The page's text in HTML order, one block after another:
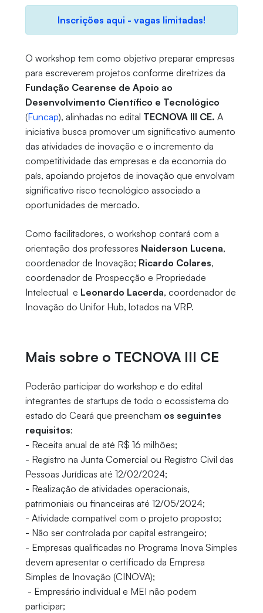
Inscrições aqui - vagas limitadas!
O workshop tem como objetivo preparar empresas
para escreverem projetos conforme diretrizes da
Fundação Cearense de Apoio ao
Desenvolvimento Científico e Tecnológico
(Funcap), alinhadas no edital TECNOVA III CE. A
iniciativa busca promover um significativo aumento
das atividades de inovação e o incremento da
competitividade das empresas e da economia do
país, apoiando projetos de inovação que envolvam
significativo risco tecnológico associado a
oportunidades de mercado.
Como facilitadores, o workshop contará com a
orientação dos professores Naiderson Lucena,
coordenador de Inovação; Ricardo Colares,
coordenador de Prospecção e Propriedade
Intelectual e Leonardo Lacerda, coordenador de
Inovação do Unifor Hub, lotados na VRP.
Mais sobre o TECNOVA III CE
Poderão participar do workshop e do edital
integrantes de startups de todo o ecossistema do
estado do Ceará que preencham os seguintes
requisitos:
- Receita anual de até R$ 16 milhões;
- Registro na Junta Comercial ou Registro Civil das
Pessoas Jurídicas até 12/02/2024;
- Realização de atividades operacionais,
patrimoniais ou financeiras até 12/05/2024;
- Atividade compatível com o projeto proposto;
- Não ser controlada por capital estrangeiro;
- Empresas qualificadas no Programa Inova Simples
devem apresentar o certificado da Empresa
Simples de Inovação (CINOVA);
- Empresário individual e MEI não podem
participar;